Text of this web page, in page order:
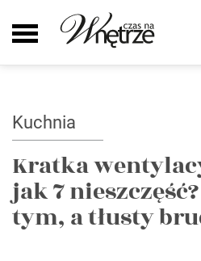
Kuchnia
Kratka
jak 7
tym, a tłusty